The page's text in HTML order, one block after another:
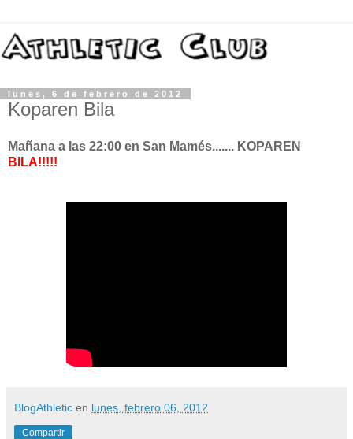
lunes, 6 de febrero de 2012
Koparen Bila
Mañana a las 22:00 en San Mamés....... KOPAREN
BILA!!!!!
BlogAthletic en lunes, febrero 06, 2012
Compartir